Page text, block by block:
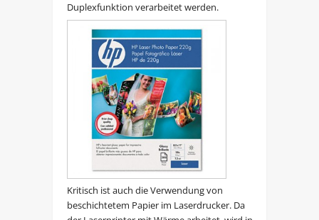
Duplexfunktion verarbeitet werden.
Kritisch ist auch die Verwendung von
beschichtetem Papier im Laserdrucker. Da